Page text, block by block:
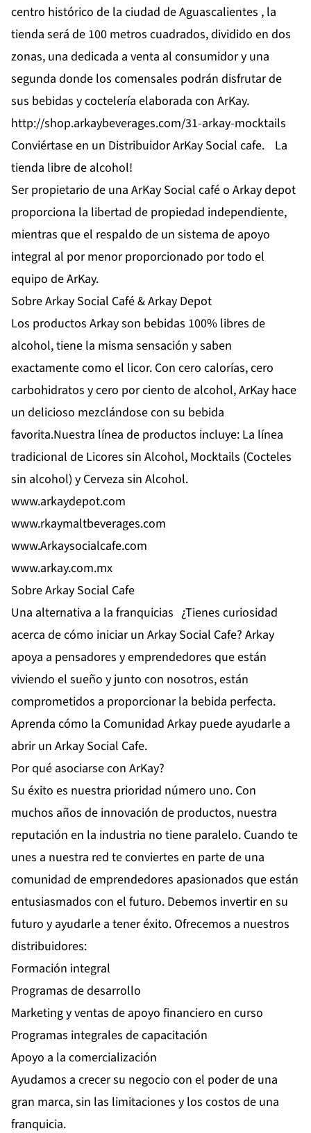
centro histórico de la ciudad de Aguascalientes , la
tienda será de 100 metros cuadrados, dividido en dos
zonas, una dedicada a venta al consumidor y una
segunda donde los comensales podrán disfrutar de
sus bebidas y coctelería elaborada con ArKay.
http://shop.arkaybeverages.com/31-arkay-mocktails
Conviértase en un Distribuidor ArKay Social cafe. La
tienda libre de alcohol!
Ser propietario de una ArKay Social café o Arkay depot
proporciona la libertad de propiedad independiente,
mientras que el respaldo de un sistema de apoyo
integral al por menor proporcionado por todo el
equipo de ArKay.
Sobre Arkay Social Café & Arkay Depot
Los productos Arkay son bebidas 100% libres de
alcohol, tiene la misma sensación y saben
exactamente como el licor. Con cero calorías, cero
carbohidratos y cero por ciento de alcohol, ArKay hace
un delicioso mezclándose con su bebida
favorita.Nuestra línea de productos incluye: La línea
tradicional de Licores sin Alcohol, Mocktails (Cocteles
sin alcohol) y Cerveza sin Alcohol.
www.arkaydepot.com
www.rkaymaltbeverages.com
www.Arkaysocialcafe.com
www.arkay.com.mx
Sobre Arkay Social Cafe
Una alternativa a la franquicias ¿Tienes curiosidad
acerca de cómo iniciar un Arkay Social Cafe? Arkay
apoya a pensadores y emprendedores que están
viviendo el sueño y junto con nosotros, están
comprometidos a proporcionar la bebida perfecta.
Aprenda cómo la Comunidad Arkay puede ayudarle a
abrir un Arkay Social Cafe.
Por qué asociarse con ArKay?
Su éxito es nuestra prioridad número uno. Con
muchos años de innovación de productos, nuestra
reputación en la industria no tiene paralelo. Cuando te
unes a nuestra red te conviertes en parte de una
comunidad de emprendedores apasionados que están
entusiasmados con el futuro. Debemos invertir en su
futuro y ayudarle a tener éxito. Ofrecemos a nuestros
distribuidores:
Formación integral
Programas de desarrollo
Marketing y ventas de apoyo financiero en curso
Programas integrales de capacitación
Apoyo a la comercialización
Ayudamos a crecer su negocio con el poder de una
gran marca, sin las limitaciones y los costos de una
franquicia.